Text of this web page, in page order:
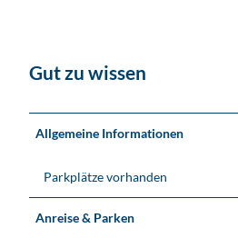
e
l
f
Gut zu wissen
Allgemeine Informationen
Parkplätze vorhanden
Anreise & Parken